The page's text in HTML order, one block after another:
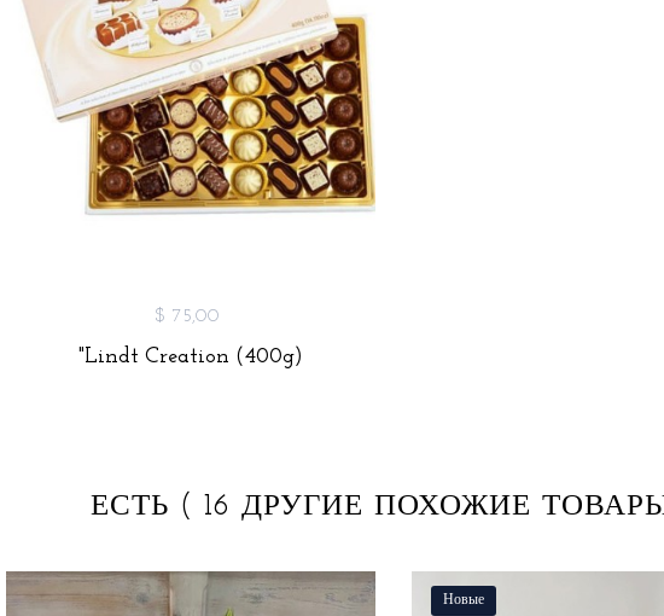
$ 75,00
"Lindt Creation (400g)
ЕСТЬ ( 16 ДРУГИЕ ПОХОЖИЕ
Новые